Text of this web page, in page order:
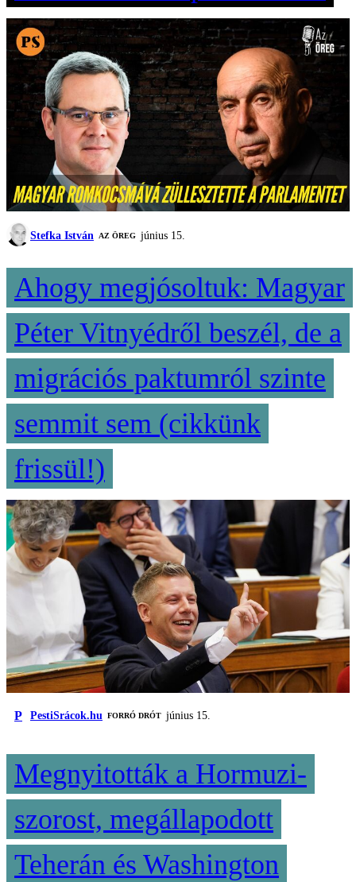
Stefka István AZ ÖREG június 15.
Ahogy megjósoltuk: Magyar
Péter Vitnyédről beszél, de a
migrációs paktumról szinte
semmit sem (cikkünk
frissül!)
P PestiSrácok.hu FORRÓ DRÓT június 15.
Megnyitották a Hormuzi-
szorost, megállapodott
Teherán és Washington